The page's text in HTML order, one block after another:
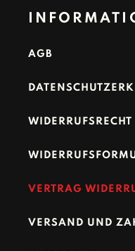
AGB
WIDERRUFSRECHT
VERTRAG
VERSAND UND